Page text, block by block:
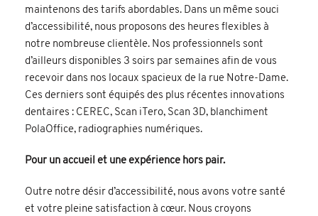
maintenons des tarifs abordables. Dans un même souci
d’accessibilité, nous proposons des heures flexibles à
notre nombreuse clientèle. Nos professionnels sont
d’ailleurs disponibles 3 soirs par semaines afin de vous
recevoir dans nos locaux spacieux de la rue Notre-Dame.
Ces derniers sont équipés des plus récentes innovations
dentaires : CEREC, Scan iTero, Scan 3D, blanchiment
PolaOffice, radiographies numériques.
Pour un accueil et une expérience hors pair.
Outre notre désir d’accessibilité, nous avons votre santé
et votre pleine satisfaction à cœur. Nous croyons